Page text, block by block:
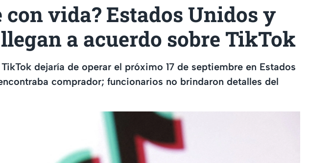
con vida? Estados Unidos y
a acuerdo sobre TikTok
dejaría de operar el próximo 17 de septiembre en Estados
comprador; funcionarios no brindaron detalles del